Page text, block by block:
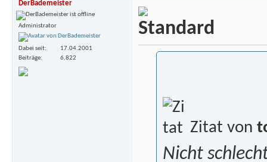
DerBademeister
Administrator
Dabei seit
17.04.2001
Beiträge
6.822
Zitat von
Nicht